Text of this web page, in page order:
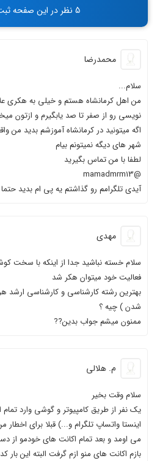
5 نظر در این صفحه ثبت شده است
محمدرضا
سلام...
من اهل کرمانشاه هستم و خیلی به هکری
نویسی رو از صفر تا صد یابگیرم و ازتون
اگه میتونید در کرمانشاه آموزشم بدید من
شهر های دیگه نمیتونم بیام
لطفا با من تماس بگیرید
@mamadmrm13
آیدی تلگرامم رو گذاشتم یه پی ام بدید
مهدی
سلام خسته نباشید جدا از اینکه با سخت
فعالیت خود میتوان هکر شد
بهترین رشته کارشناسی و کارشناسی ارشد
شدن ) چیه ؟
ممنون میشم جواب بدین??
م. هلالی
سلام وقت بخیر
یک نفر از طریق کامپیوتر و گوشی وارد
اینستا واتساپ تلگرام و...) قبلا برای
می اومد و بعد تمام اکانت های خودمو از
بازم اکانت های منو ازم گرفت البته این